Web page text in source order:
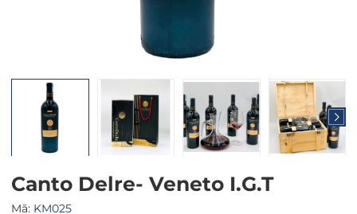
Canto Delre- Veneto I.G.T
Mã: KM025
Điều kiện: